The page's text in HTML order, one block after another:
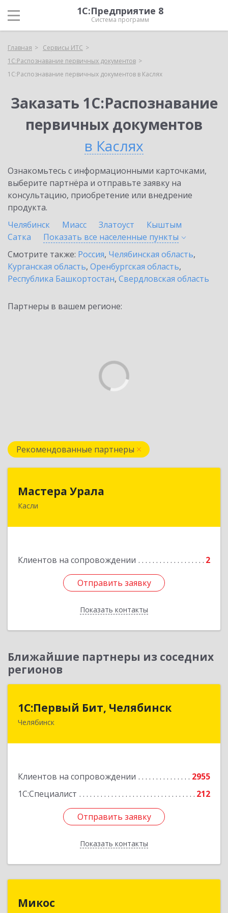
1С:Предприятие 8
Система программ
Главная
Сервисы ИТС
1С:Распознавание первичных документов
1С:Распознавание первичных документов в Каслях
Заказать 1С:Распознавание
первичных документов
в Каслях
Ознакомьтесь с информационными карточками,
выберите партнёра и отправьте заявку на
консультацию, приобретение или внедрение
продукта.
Челябинск
Миасс Златоуст
Кыштым
Сатка
Показать все населенные пункты
Смотрите также: Россия, Челябинская область,
Курганская область, Оренбургская область,
Республика Башкортостан, Свердловская область
Партнеры в вашем регионе:
Рекомендованные партнеры
Мастера Урала
Касли
Клиентов на сопровождении 2
Отправить заявку
Показать контакты
456830, Челябинская обл., г. Касли, ул. Карла
Отправить заявку
Назад
Ближайшие партнеры из соседних
регионов
1С:Первый Бит, Челябинск
Челябинск
Клиентов на сопровождении
2955
1С:Специалист
212
Отправить заявку
Показать контакты
1С:Первый Бит, Челябинск
Отправить заявку
Назад
Микос